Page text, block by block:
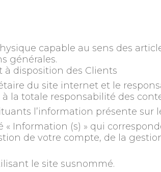
capable au sens des
générales.
à disposition des Clients
du site internet et le
la totale responsabilité des
l’information présente sur
« Information (s) » qui
de votre compte, de la
le site susnommé.